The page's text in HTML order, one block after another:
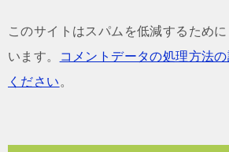
このサイトはスパムを低減するため
います。
コメントデータの処理方法
ください 。